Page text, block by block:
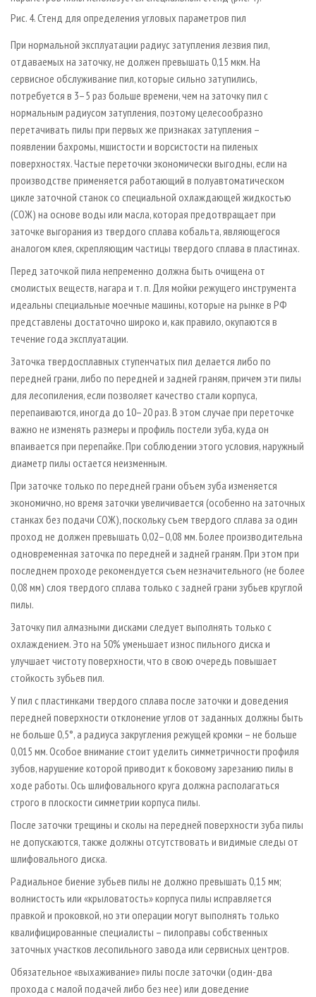
Рис. 4. Стенд для определения угловых параметров пил
При нормальной эксплуатации радиус затупления лезвия пил,
отдаваемых на заточку, не должен превышать 0,15 мкм. На
сервисное обслуживание пил, которые сильно затупились,
потребуется в 3–5 раз больше времени, чем на заточку пил с
нормальным радиусом затупления, поэтому целесообразно
перетачивать пилы при первых же признаках затупления –
появлении бахромы, мшистости и ворсистости на пиленых
поверхностях. Частые переточки экономически выгодны, если на
производстве применяется работающий в полуавтоматическом
цикле заточной станок со специальной охлаждающей жидкостью
(СОЖ) на основе воды или масла, которая предотвращает при
заточке выгорания из твердого сплава кобальта, являющегося
аналогом клея, скрепляющим частицы твердого сплава в пластинах.
Перед заточкой пила непременно должна быть очищена от
смолистых веществ, нагара и т. п. Для мойки режущего инструмента
идеальны специальные моечные машины, которые на рынке в РФ
представлены достаточно широко и, как правило, окупаются в
течение года эксплуатации.
Заточка твердосплавных ступенчатых пил делается либо по
передней грани, либо по передней и задней граням, причем эти пилы
для лесопиления, если позволяет качество стали корпуса,
перепаиваются, иногда до 10–20 раз. В этом случае при переточке
важно не изменять размеры и профиль постели зуба, куда он
впаивается при перепайке. При соблюдении этого условия, наружный
диаметр пилы остается неизменным.
При заточке только по передней грани объем зуба изменяется
экономично, но время заточки увеличивается (особенно на заточных
станках без подачи СОЖ), поскольку съем твердого сплава за один
проход не должен превышать 0,02–0,08 мм. Более производительна
одновременная заточка по передней и задней граням. При этом при
последнем проходе рекомендуется съем незначительного (не более
0,08 мм) слоя твердого сплава только с задней грани зубьев круглой
пилы.
Заточку пил алмазными дисками следует выполнять только с
охлаждением. Это на 50% уменьшает износ пильного диска и
улучшает чистоту поверхности, что в свою очередь повышает
стойкость зубьев пил.
У пил с пластинками твердого сплава после заточки и доведения
передней поверхности отклонение углов от заданных должны быть
не больше 0,5°, а радиуса закругления режущей кромки – не больше
0,015 мм. Особое внимание стоит уделить симметричности профиля
зубов, нарушение которой приводит к боковому зарезанию пилы в
ходе работы. Ось шлифовального круга должна располагаться
строго в плоскости симметрии корпуса пилы.
После заточки трещины и сколы на передней поверхности зуба пилы
не допускаются, также должны отсутствовать и видимые следы от
шлифовального диска.
Радиальное биение зубьев пилы не должно превышать 0,15 мм;
волнистость или «крыловатость» корпуса пилы исправляется
правкой и проковкой, но эти операции могут выполнять только
квалифицированные специалисты – пилоправы собственных
заточных участков лесопильного завода или сервисных центров.
Обязательное «выхаживание» пилы после заточки (один-два
прохода с малой подачей либо без нее) или доведение